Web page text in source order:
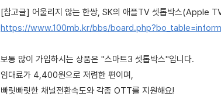
[참고글] 어울리지 않는 한쌍, SK의 애플TV 셋톱박스(Apple
https://www.100mb.kr/bbs/
보통 많이 가입하시는 상품은 "스마트3 셋톱박스"입니다.
임대료가 4,400원으로 저렴한 편이며,
빠릿빠릿한 채널전환속도와 각종 OTT를 지원해요!